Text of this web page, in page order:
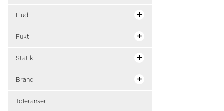
Ljud
Fukt
Statik
Brand
Toleranser